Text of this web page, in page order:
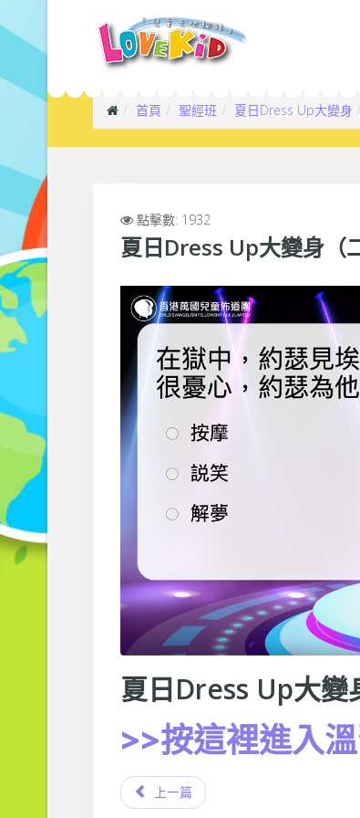
首頁 聖經班 夏日Dress Up大變身
點擊數: 1932
夏日Dress Up大變身（
夏日Dress Up大
>>按這裡進入
上一篇